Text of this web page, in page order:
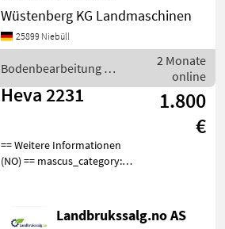
Zapfwelle Scherbolzen-
Sicherung
Bodenbearbeitung
Wüstenberg KG Landmaschinen
25899 Niebüll
Bodenbearbeitung /
Heva
2 Monate
online
Heva 2231
1.800
€
== Weitere Informationen
(NO) == mascus_category:
die Referenznummer an:
8149 Weitere Bilder finden
Landbrukssalg.no AS